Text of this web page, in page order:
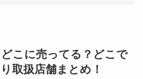
こに売ってる？どこで
取扱店舗まとめ！